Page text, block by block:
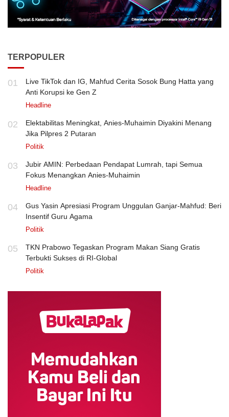
TERPOPULER
01
Live TikTok dan IG, Mahfud Cerita Sosok Bung Hatta yang
Anti Korupsi ke Gen Z
Headline
02
Elektabilitas Meningkat, Anies-Muhaimin Diyakini Menang
Jika Pilpres 2 Putaran
Politik
03
Jubir AMIN: Perbedaan Pendapat Lumrah, tapi Semua
Fokus Menangkan Anies-Muhaimin
Headline
04
Gus Yasin Apresiasi Program Unggulan Ganjar-Mahfud: Beri
Insentif Guru Agama
Politik
05
TKN Prabowo Tegaskan Program Makan Siang Gratis
Terbukti Sukses di RI-Global
Politik